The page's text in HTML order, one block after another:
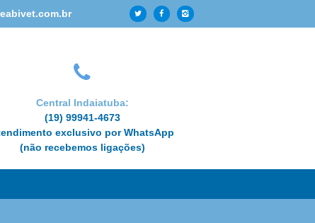
Central Indaiatuba:
(19) 99941-4673
exclusivo por WhatsApp
(não recebemos ligações)